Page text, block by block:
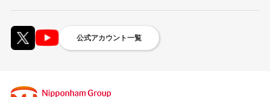
公式アカウント一覧